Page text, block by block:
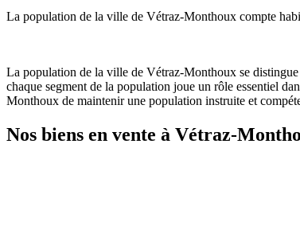
La population de la ville de Vétraz-Monthoux compte
La population de la ville de Vétraz-Monthoux se
chaque segment de la population joue un rôle essentiel
Monthoux de maintenir une population instruite et
Nos biens en vente à Vétraz-